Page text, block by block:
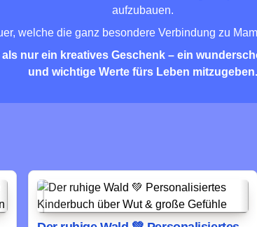
aufzubauen.
welche die ganz besondere Verbindung zu
nur ein kreatives Geschenk – ein
und wichtige Werte fürs Leben mitzugeben.